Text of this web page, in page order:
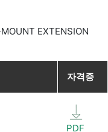
EXTENSION
자격증
PDF